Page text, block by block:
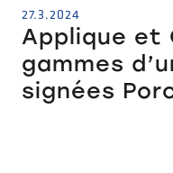
27.3.2024
Applique et
gammes
signées